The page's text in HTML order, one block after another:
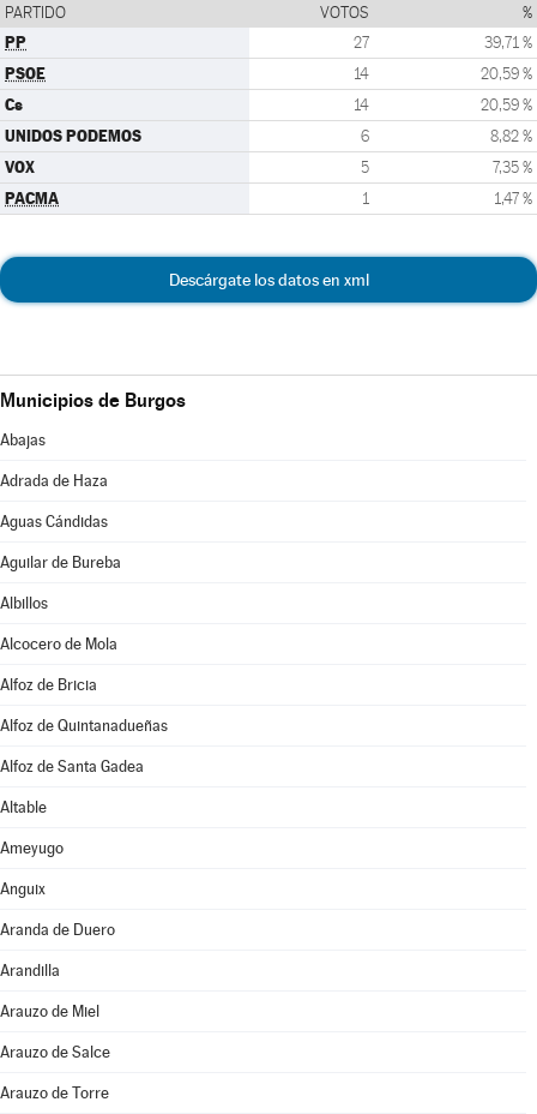
PARTIDO VOTOS %
PP 27 39,71 %
PSOE 14 20,59 %
Cs 14 20,59 %
UNIDOS PODEMOS 6 8,82 %
VOX 5 7,35 %
PACMA 1 1,47 %
Descárgate los datos en xml
Municipios de Burgos
Abajas
Adrada de Haza
Aguas Cándidas
Aguilar de Bureba
Albillos
Alcocero de Mola
Alfoz de Bricia
Alfoz de Quintanadueñas
Alfoz de Santa Gadea
Altable
Ameyugo
Anguix
Aranda de Duero
Arandilla
Arauzo de Miel
Arauzo de Salce
Arauzo de Torre